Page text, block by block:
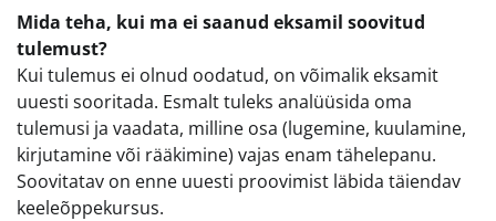
Mida teha, kui ma ei saanud eksamil soovitud
tulemust?
Kui tulemus ei olnud oodatud, on võimalik eksamit
uuesti sooritada. Esmalt tuleks analüüsida oma
tulemusi ja vaadata, milline osa (lugemine, kuulamine,
kirjutamine või rääkimine) vajas enam tähelepanu.
Soovitatav on enne uuesti proovimist läbida täiendav
keeleõppekursus.